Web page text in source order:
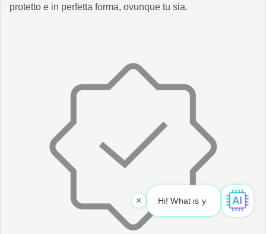
protetto e in perfetta forma, ovunque tu sia.
Hi! What is your request? 👀
×